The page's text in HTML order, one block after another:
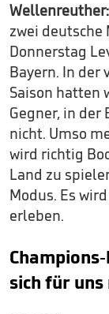
Wellenreuther:
zwei
Donnerstag
Bayern. In der
Saison hatten
Gegner, in der
nicht. Umso
wird richtig
Land zu
Modus. Es
erleben.
sich für uns